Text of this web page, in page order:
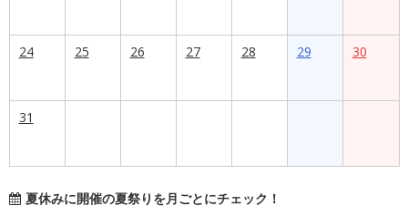
24 25 26 27 28 29 30
31
夏休みに開催の夏祭りを月ごとにチェック！